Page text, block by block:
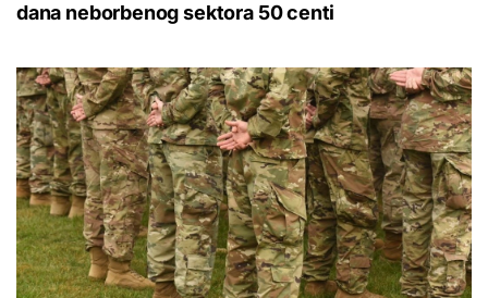
dana neborbenog sektora 50 centi